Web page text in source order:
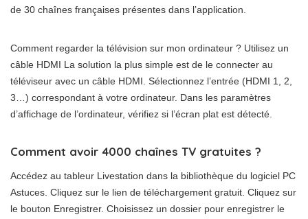
de 30 chaînes françaises présentes dans l’application.
Comment regarder la télévision sur mon ordinateur ? Utilisez un
câble HDMI La solution la plus simple est de le connecter au
téléviseur avec un câble HDMI. Sélectionnez l’entrée (HDMI 1, 2,
3…) correspondant à votre ordinateur. Dans les paramètres
d’affichage de l’ordinateur, vérifiez si l’écran plat est détecté.
Comment avoir 4000 chaînes TV gratuites ?
Accédez au tableur Livestation dans la bibliothèque du logiciel PC
Astuces. Cliquez sur le lien de téléchargement gratuit. Cliquez sur
le bouton Enregistrer. Choisissez un dossier pour enregistrer le